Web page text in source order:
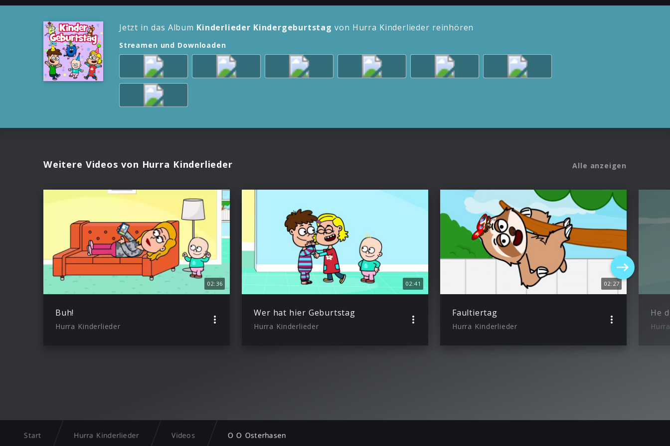
Jetzt in das Album Kinderlieder Kindergeburtstag von Hurra Kinderlieder reinhören
Streamen und Downloaden
Weitere Videos von Hurra Kinderlieder Alle anzeigen
02:36
Buh!
Hurra Kinderlieder
02:41
Wer hat hier Geburtstag
Hurra Kinderlieder
02:27
Faultiertag
Hurra Kinderlieder
He
Start Hurra Kinderlieder Videos O O Osterhasen